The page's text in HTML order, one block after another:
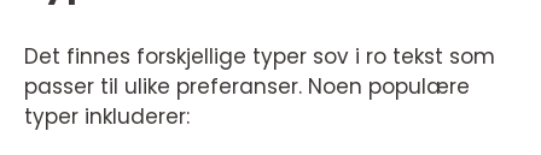
Det finnes forskjellige typer sov i ro tekst som
passer til ulike preferanser. Noen populære
typer inkluderer: